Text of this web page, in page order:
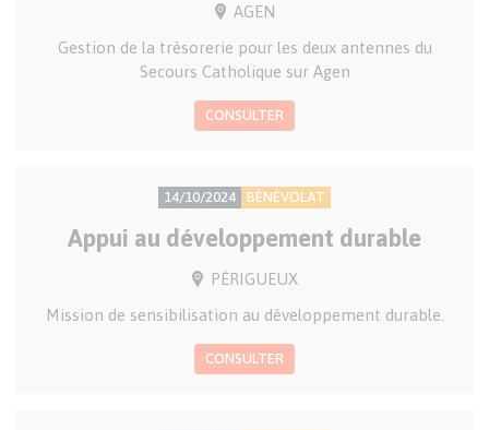
VILLE(S)
AGEN
Résumé
Gestion de la trésorerie pour les deux antennes du
Secours Catholique sur Agen
CONSULTER
PRÉCISION
LA
14/10/2024
TYPE
BÉNÉVOLAT
Appui au développement durable
VILLE(S)
PÉRIGUEUX
Résumé
Mission de sensibilisation au développement durable.
CONSULTER